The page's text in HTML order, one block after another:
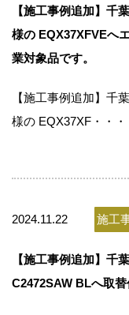
【施工事例追加】千
様の EQX37XFVEへ
業対象品です。
【施工事例追加】千
様の EQX37XF・・・
2024.11.22 施工
【施工事例追加】千
C2472SAW BLへ取